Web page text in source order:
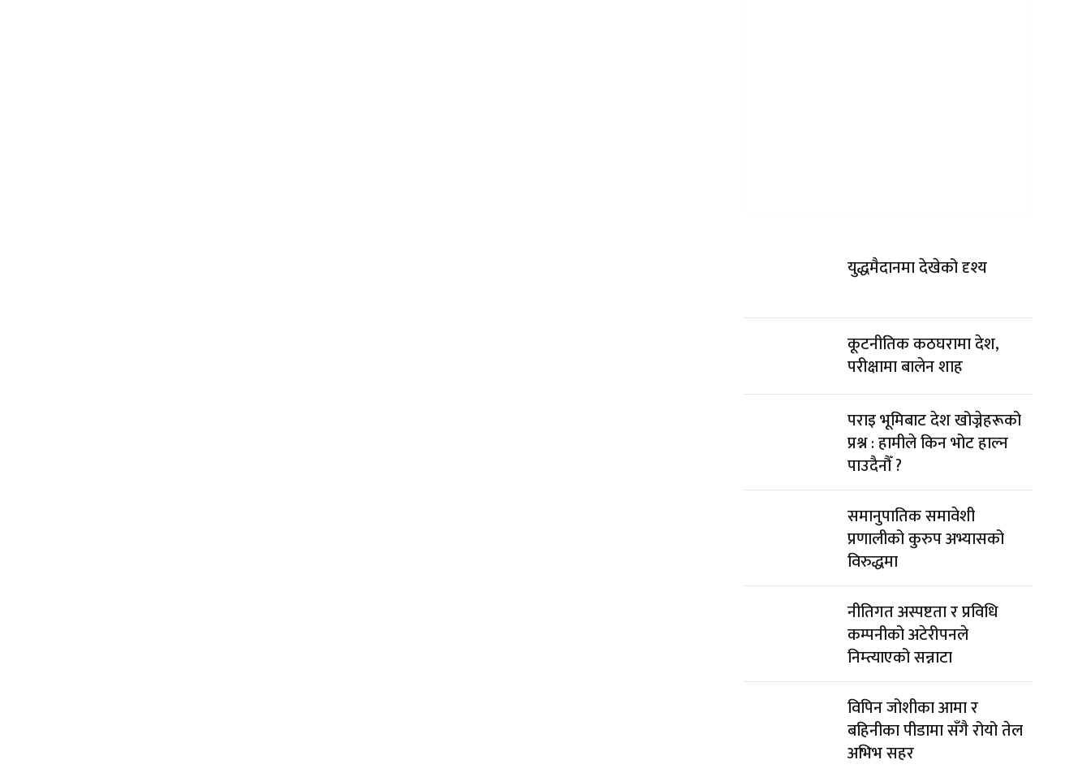
युद्धमैदानमा देखेको दृश्य
कूटनीतिक कठघरामा देश,
परीक्षामा बालेन शाह
पराइ भूमिबाट देश खोज्नेहरूको
प्रश्न : हामीले किन भोट हाल्न
पाउदैनौँ ?
समानुपातिक समावेशी
प्रणालीको कुरुप अभ्यासको
विरुद्धमा
नीतिगत अस्पष्टता र प्रविधि
कम्पनीको अटेरीपनले
निम्त्याएको सन्नाटा
विपिन जोशीका आमा र
बहिनीका पीडामा सँगै रोयो तेल
अभिभ सहर